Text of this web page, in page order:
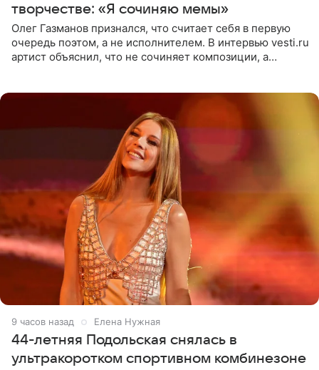
творчестве: «Я сочиняю мемы»
Олег Газманов признался, что считает себя в первую
очередь поэтом, а не исполнителем. В интервью vesti.ru
артист объяснил, что не сочиняет композиции, а
9 часов назад Елена Нужная
44-летняя Подольская снялась в
ультракоротком спортивном комбинезоне